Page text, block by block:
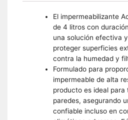
El impermeabilizante
de 4 litros con
una solución efectiva
proteger superficies
contra la humedad y
Formulado para
impermeable de alta
producto es ideal
paredes, asegurando
confiable incluso en